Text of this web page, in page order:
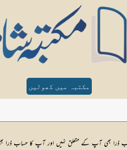
مکتبہ میں کھولیں
حساب ذرا بھی آپ کے متعلق نہیں اور آپ کا حساب